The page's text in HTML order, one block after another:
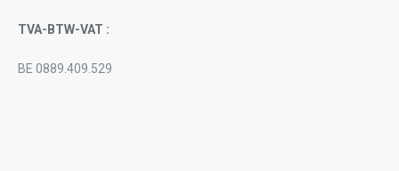
TVA-BTW-VAT :
BE 0889.409.529